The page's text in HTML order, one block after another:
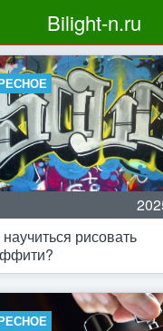
Bilight-n.ru
научиться рисовать